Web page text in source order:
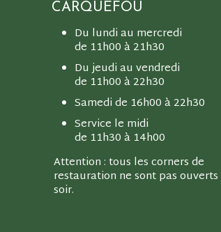
CARQUEFOU
Du lundi au mercredi
de 11h00 à 21h30
Du jeudi au vendredi
de 11h00 à 22h30
Samedi de 16h00 à 22h30
Service le midi
de 11h30 à 14h00
Attention : tous les corners de
restauration ne sont pas
soir.